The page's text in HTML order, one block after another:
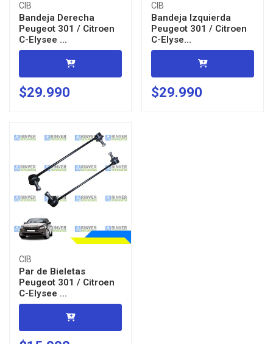
CIB
Bandeja Derecha
Peugeot 301 / Citroen
C-Elysee ...
$29.990
CIB
Bandeja Izquierda
Peugeot 301 / Citroen
C-Elyse...
$29.990
CIB
Par de Bieletas
Peugeot 301 / Citroen
C-Elysee ...